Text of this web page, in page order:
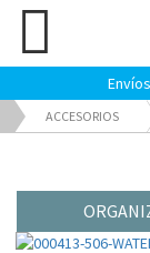
ACCESORIOS